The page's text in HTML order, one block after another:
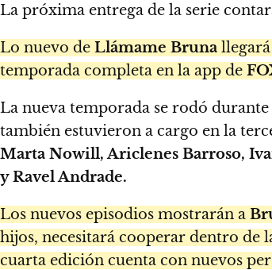
La próxima entrega de la serie
Lo nuevo de Llámame Bruna
temporada completa en la app de
La nueva temporada se rodó durante
también estuvieron a cargo en la
Marta Nowill, Ariclenes Barroso,
y Ravel Andrade.
Los nuevos episodios mostrarán a
hijos, necesitará cooperar dentro de
cuarta edición cuenta con nuevos